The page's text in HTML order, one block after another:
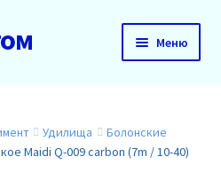
Меню
Удилища
Болонские
Maidi Q-009 carbon (7m / 10-40)